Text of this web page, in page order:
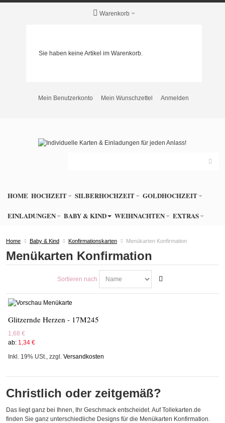
Warenkorb
Sie haben keine Artikel im Warenkorb.
Mein Benutzerkonto Mein Wunschzettel Anmelden
HOME HOCHZEIT SILBERHOCHZEIT GOLDHOCHZEIT
EINLADUNGEN BABY & KIND WEIHNACHTEN EXTRAS
Home Baby & Kind Konfirmationskarten Menükarten Konfirmation
Menükarten Konfirmation
Sortieren nach
Glitzernde Herzen - 17M245
1,68 €
ab: 1,34 €
Inkl. 19% USt.,zzgl.Versandkosten
Christlich oder zeitgemäß?
Das liegt ganz bei Ihnen, Ihr Geschmack entscheidet. Auf Tollekarten.de
finden Sie ganz unterschiedliche Designs für die Menükarten Konfirmation.